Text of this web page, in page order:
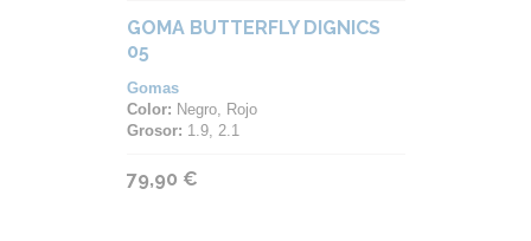
GOMA BUTTERFLY DIGNICS
05
Gomas
Color: Negro, Rojo
Grosor: 1.9, 2.1
79,90 €